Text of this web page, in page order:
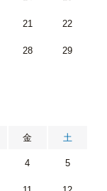
21 22
28 29
金 土
4 5